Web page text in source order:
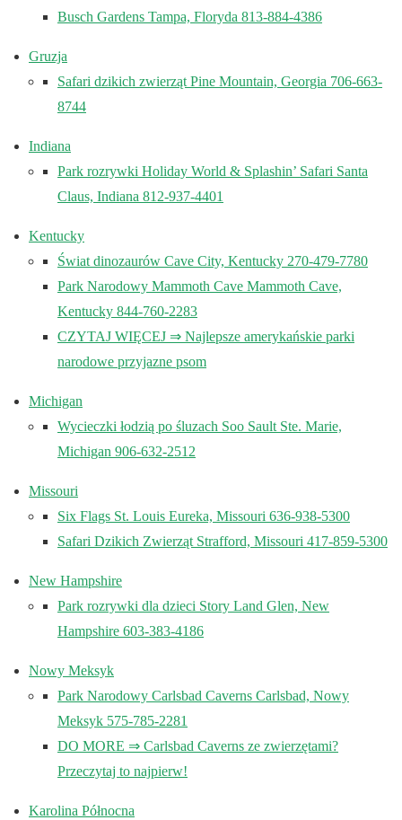
Busch Gardens Tampa, Floryda 813-884-4386
Gruzja
Safari dzikich zwierząt Pine Mountain, Georgia 706-663-
8744
Indiana
Park rozrywki Holiday World & Splashin’ Safari Santa
Claus, Indiana 812-937-4401
Kentucky
Świat dinozaurów Cave City, Kentucky 270-479-7780
Park Narodowy Mammoth Cave Mammoth Cave,
Kentucky 844-760-2283
CZYTAJ WIĘCEJ ⇒ Najlepsze amerykańskie parki
narodowe przyjazne psom
Michigan
Wycieczki łodzią po śluzach Soo Sault Ste. Marie,
Michigan 906-632-2512
Missouri
Six Flags St. Louis Eureka, Missouri 636-938-5300
Safari Dzikich Zwierząt Strafford, Missouri 417-859-5300
New Hampshire
Park rozrywki dla dzieci Story Land Glen, New
Hampshire 603-383-4186
Nowy Meksyk
Park Narodowy Carlsbad Caverns Carlsbad, Nowy
Meksyk 575-785-2281
DO MORE ⇒ Carlsbad Caverns ze zwierzętami?
Przeczytaj to najpierw!
Karolina Północna